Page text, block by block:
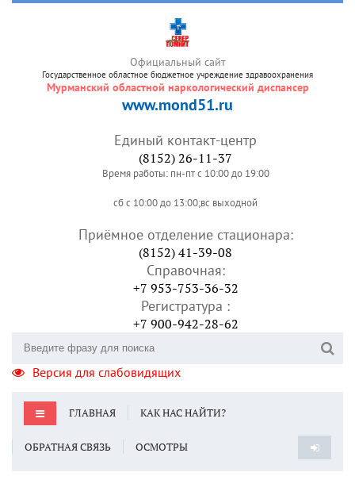
Официальный сайт
Государственное областное бюджетное учреждение здравоохранения
Мурманский областной наркологический диспансер
www.mond51.ru
Версия для слабовидящих
Единый контакт-центр
(8152) 26-11-37
Время работы: пн-пт с 10:00 до 19:00
сб с 10:00 до 13:00;вс выходной
Приёмное отделение стационара:
(8152) 41-39-08
Справочная:
+7 953-753-36-32
Регистратура :
+7 900-942-28-62
ГЛАВНАЯ КАК НАС НАЙТИ?
ОБРАТНАЯ СВЯЗЬ ОСМОТРЫ